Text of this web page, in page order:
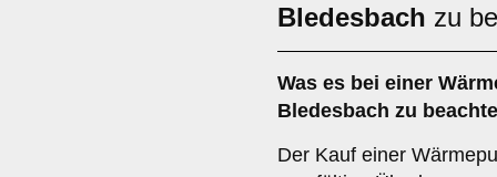
Bledesbach zu
Was es bei einer
Bledesbach zu
Der Kauf einer